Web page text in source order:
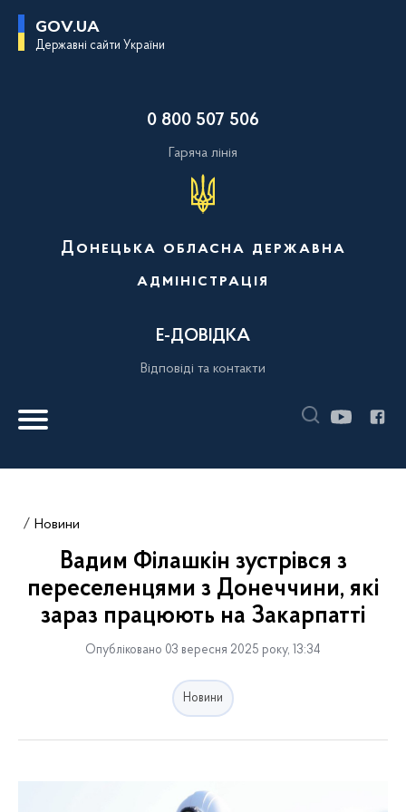
GOV.UA
Державні сайти України
0 800 507 506
Гаряча лінія
Донецька обласна державна
адміністрація
Е-ДОВІДКА
Відповіді та контакти
Новини
Вадим Філашкін зустрівся з
переселенцями з Донеччини, які
зараз працюють на Закарпатті
Опубліковано 03 вересня 2025 року, 13:34
Новини